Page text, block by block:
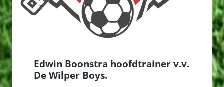
Edwin Boonstra hoofdtrainer v.v.
De Wilper Boys.